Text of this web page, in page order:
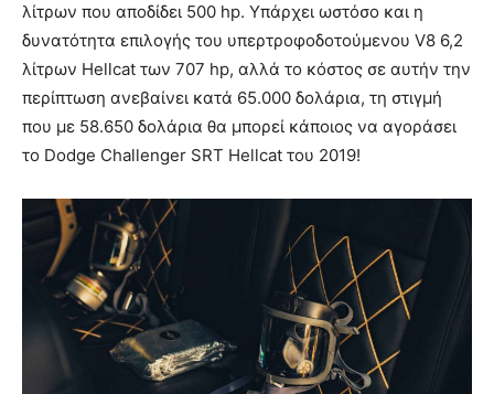
λίτρων που αποδίδει 500 hp. Υπάρχει ωστόσο και η
δυνατότητα επιλογής του υπερτροφοδοτούμενου V8 6,2
λίτρων Hellcat των 707 hp, αλλά το κόστος σε αυτήν την
περίπτωση ανεβαίνει κατά 65.000 δολάρια, τη στιγμή
που με 58.650 δολάρια θα μπορεί κάποιος να αγοράσει
το Dodge Challenger SRT Hellcat του 2019!